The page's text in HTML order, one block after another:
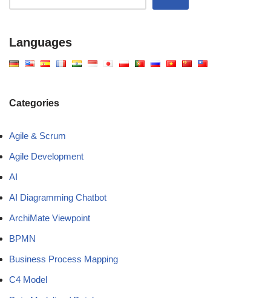
Languages
Categories
Agile & Scrum
Agile Development
AI
AI Diagramming Chatbot
ArchiMate Viewpoint
BPMN
Business Process Mapping
C4 Model